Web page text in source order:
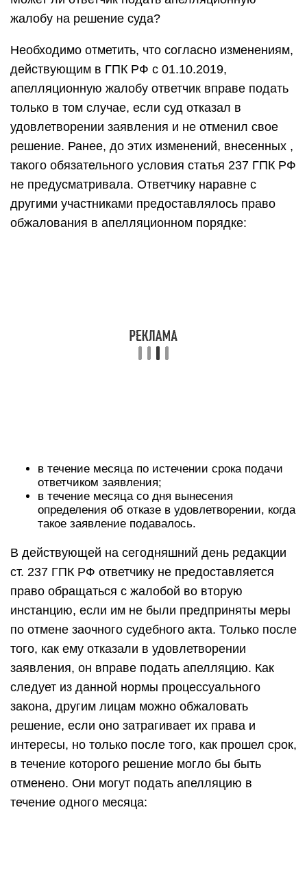
жалобу на решение суда?
Необходимо отметить, что согласно изменениям,
действующим в ГПК РФ с 01.10.2019,
апелляционную жалобу ответчик вправе подать
только в том случае, если суд отказал в
удовлетворении заявления и не отменил свое
решение. Ранее, до этих изменений, внесенных ,
такого обязательного условия статья 237 ГПК РФ
не предусматривала. Ответчику наравне с
другими участниками предоставлялось право
обжалования в апелляционном порядке:
в течение месяца по истечении срока подачи
ответчиком заявления;
в течение месяца со дня вынесения
определения об отказе в удовлетворении, когда
такое заявление подавалось.
В действующей на сегодняшний день редакции
ст. 237 ГПК РФ ответчику не предоставляется
право обращаться с жалобой во вторую
инстанцию, если им не были предприняты меры
по отмене заочного судебного акта. Только после
того, как ему отказали в удовлетворении
заявления, он вправе подать апелляцию. Как
следует из данной нормы процессуального
закона, другим лицам можно обжаловать
решение, если оно затрагивает их права и
интересы, но только после того, как прошел срок,
в течение которого решение могло бы быть
отменено. Они могут подать апелляцию в
течение одного месяца: